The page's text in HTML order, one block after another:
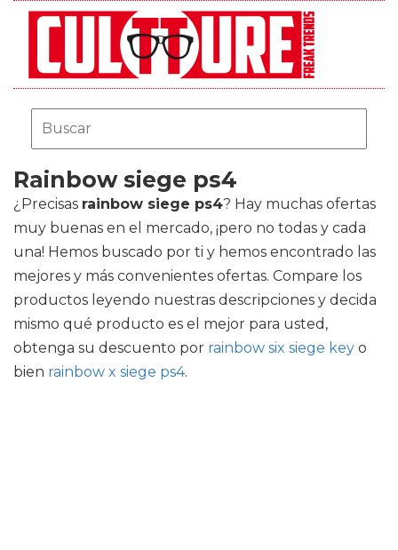
Rainbow siege ps4
¿Precisas rainbow siege ps4? Hay muchas ofertas
muy buenas en el mercado, ¡pero no todas y cada
una! Hemos buscado por ti y hemos encontrado las
mejores y más convenientes ofertas. Compare los
productos leyendo nuestras descripciones y decida
mismo qué producto es el mejor para usted,
obtenga su descuento por rainbow six siege key o
bien rainbow x siege ps4.